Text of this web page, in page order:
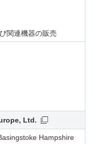
関連機器の販売
Ltd.
Hampshire